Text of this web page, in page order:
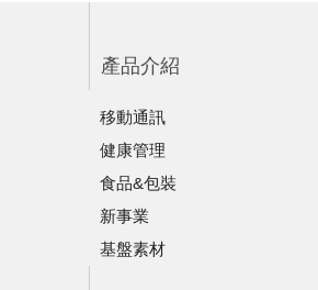
產品介紹
移動通訊
健康管理
食品&包裝
新事業
基盤素材